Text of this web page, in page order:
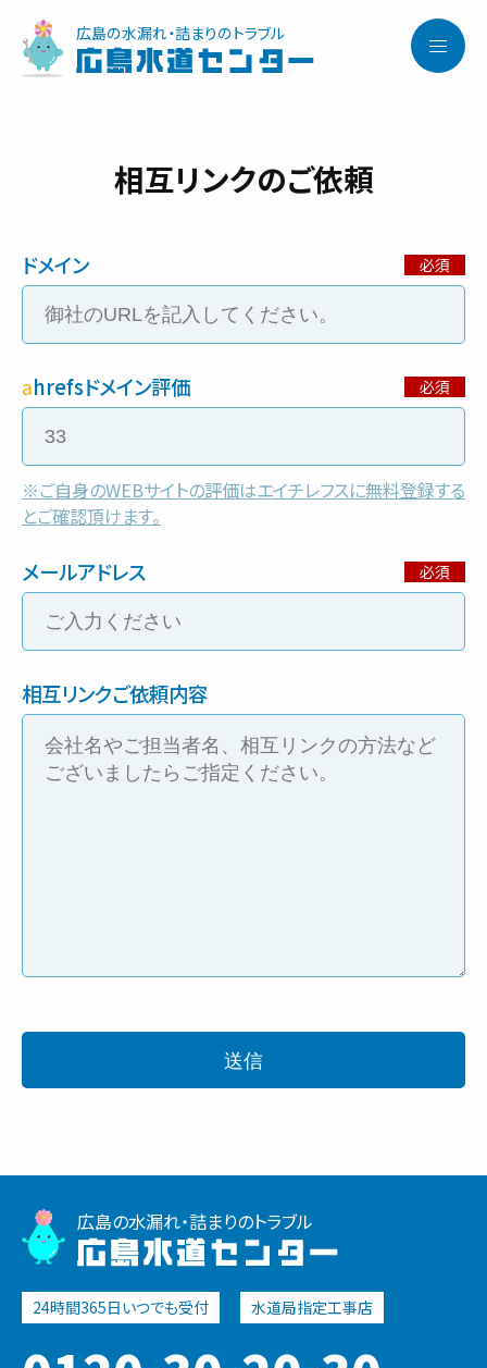
広島の水漏れ・詰まりのトラブル
広島水道センター
サービス内容と料金事例
お客様の声
対応エリア
相互リンクのご依頼
ドメイン
ahrefsドメイン評価
※ご自身のWEBサイトの評価はエイチレフスに無料登録する
とご確認頂けます。
メールアドレス
相互リンクご依頼内容
広島の水漏れ・詰まりのトラブル
広島水道センター